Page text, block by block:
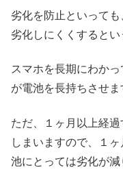
劣化を防止といっても
劣化しにくくするとい
スマホを長期にわか
が電池を長持ちさせま
ただ、１ヶ月以上経
しまいますので、１
池にとっては劣化が減